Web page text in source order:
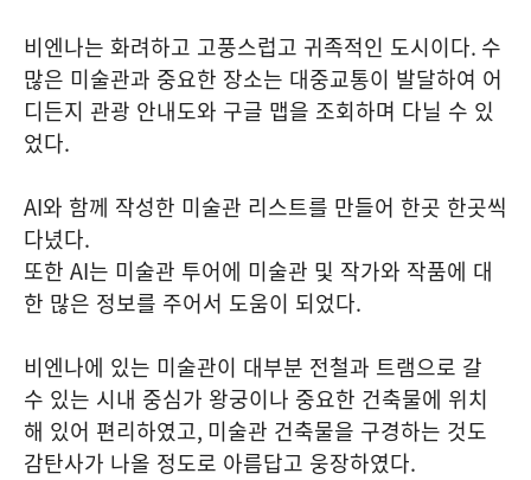
비엔나는 화려하고 고풍스럽고 귀족적인 도시이다. 수
많은 미술관과 중요한 장소는 대중교통이 발달하여 어
디든지 관광 안내도와 구글 맵을 조회하며 다닐 수 있
었다.
AI와 함께 작성한 미술관 리스트를 만들어 한곳 한곳씩
다녔다.
또한 AI는 미술관 투어에 미술관 및 작가와 작품에 대
한 많은 정보를 주어서 도움이 되었다.
비엔나에 있는 미술관이 대부분 전철과 트램으로 갈
수 있는 시내 중심가 왕궁이나 중요한 건축물에 위치
해 있어 편리하였고, 미술관 건축물을 구경하는 것도
감탄사가 나올 정도로 아름답고 웅장하였다.